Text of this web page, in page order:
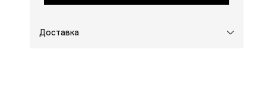
Доставка